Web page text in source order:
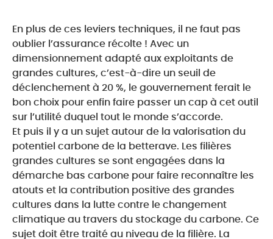
En plus de ces leviers techniques, il ne faut pas
oublier l’assurance récolte ! Avec un
dimensionnement adapté aux exploitants de
grandes cultures, c’est-à-dire un seuil de
déclenchement à 20 %, le gouvernement ferait le
bon choix pour enfin faire passer un cap à cet outil
sur l’utilité duquel tout le monde s’accorde.
Et puis il y a un sujet autour de la valorisation du
potentiel carbone de la betterave. Les filières
grandes cultures se sont engagées dans la
démarche bas carbone pour faire reconnaître les
atouts et la contribution positive des grandes
cultures dans la lutte contre le changement
climatique au travers du stockage du carbone. Ce
sujet doit être traité au niveau de la filière. La